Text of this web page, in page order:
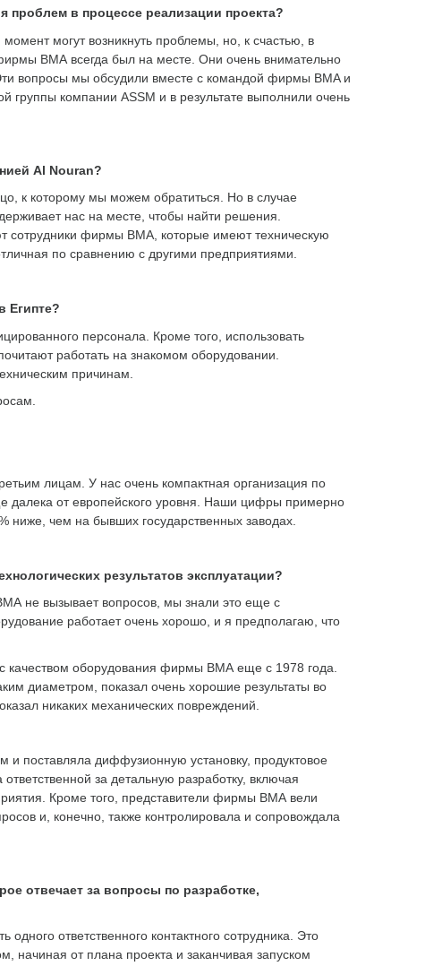
в процессе реализации проекта?
могут возникнуть проблемы, но, к счастью, в
ВМА всегда был на месте. Они очень внимательно
вопросы мы обсудили вместе с командой фирмы BMA и
компании ASSM и в результате выполнили очень
Al Nouran?
к которому мы можем обратиться. Но в случае
нас на месте, чтобы найти решения.
сотрудники фирмы ВМА, которые имеют техническую
по сравнению с другими предприятиями.
Египте?
персонала. Кроме того, использовать
работать на знакомом оборудовании.
причинам.
лицам. У нас очень компактная организация по
далека от европейского уровня. Наши цифры примерно
ниже, чем на бывших государственных заводах.
результатов эксплуатации?
не вызывает вопросов, мы знали это еще с
работает очень хорошо, и я предполагаю, что
качеством оборудования фирмы ВМА еще с 1978 года.
диаметром, показал очень хорошие результаты во
никаких механических повреждений.
поставляла диффузионную установку, продуктовое
за детальную разработку, включая
Кроме того, представители фирмы ВМА вели
и, конечно, также контролировала и сопровождала
отвечает за вопросы по разработке,
ответственного контактного сотрудника. Это
от плана проекта и заканчивая запуском